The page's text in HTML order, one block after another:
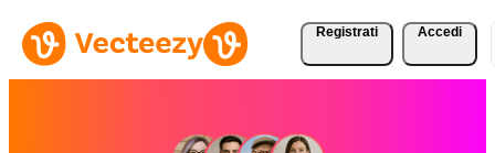
Registrati Accedi